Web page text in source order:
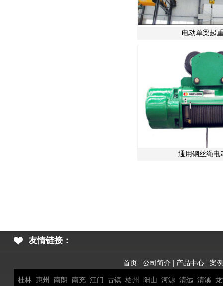
电动单梁起
通用钢丝绳电
友情链接：
首页| 公司简介 | 产品中心| 案
桂林 惠州 南朗 南充 江门 古镇 梧州 阳山 河源 清远 清溪